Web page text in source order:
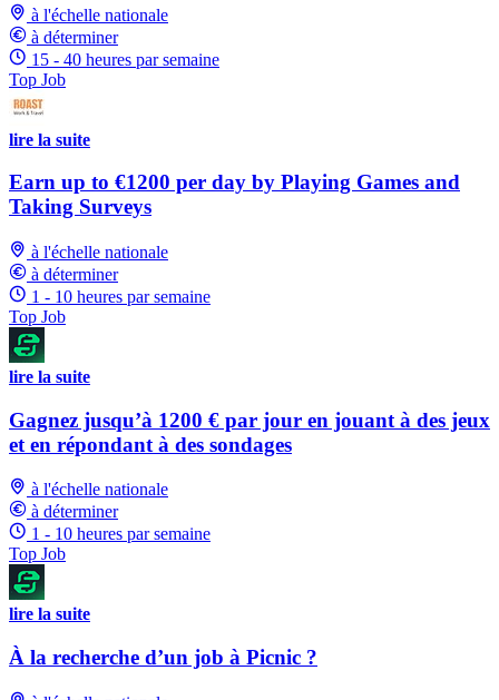
à l'échelle nationale
à déterminer
15 - 40 heures par semaine
Top Job
lire la suite
Earn up to €1200 per day by Playing Games and
Taking Surveys
à l'échelle nationale
à déterminer
1 - 10 heures par semaine
Top Job
lire la suite
Gagnez jusqu’à 1200 € par jour en jouant à des jeux
et en répondant à des sondages
à l'échelle nationale
à déterminer
1 - 10 heures par semaine
Top Job
lire la suite
À la recherche d’un job à Picnic ?